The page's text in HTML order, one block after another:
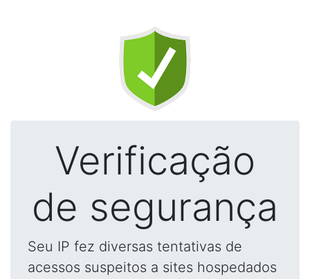
Verificação
de segurança
Seu IP fez diversas tentativas de
acessos suspeitos a sites hospedados